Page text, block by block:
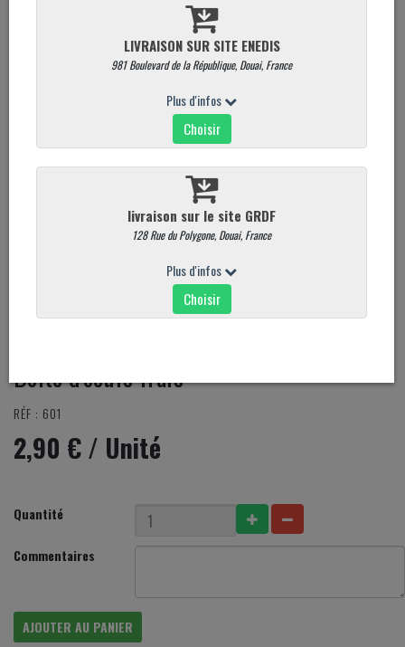
Boîte d'oeufs frais
RÉF : 601
2,90 €/ Unité
Quantité
Commentaires
AJOUTER AU PANIER